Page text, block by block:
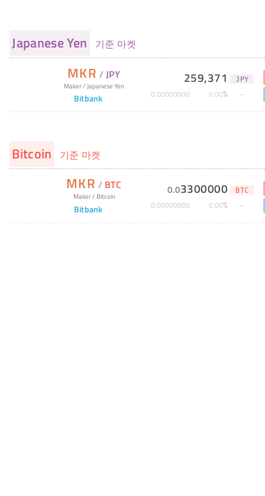
Japanese Yen 기준 마켓
MKR / JPY
Maker/ Japanese Yen
Bitbank
259,371 JPY
0.00000000 0.00%
Bitcoin 기준 마켓
MKR / BTC
Maker/ Bitcoin
Bitbank
0.03300000 BTC
0.00000000 0.00%